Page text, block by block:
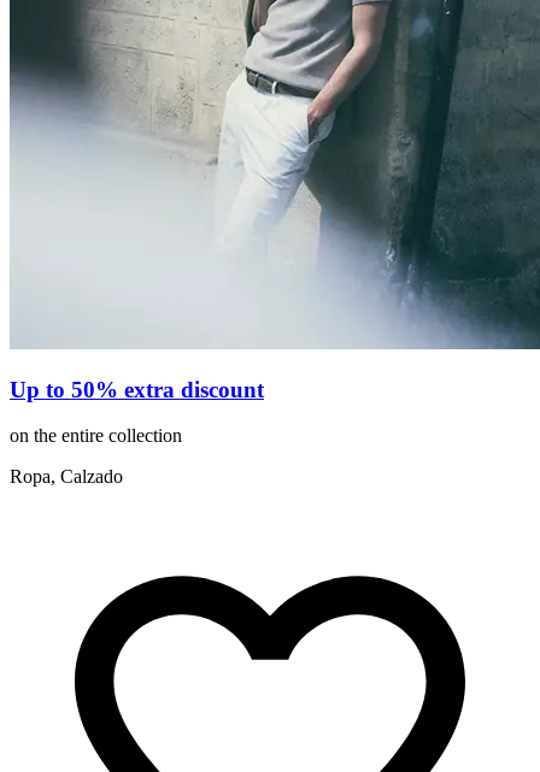
Up to 50% extra discount
on the entire collection
Ropa, Calzado